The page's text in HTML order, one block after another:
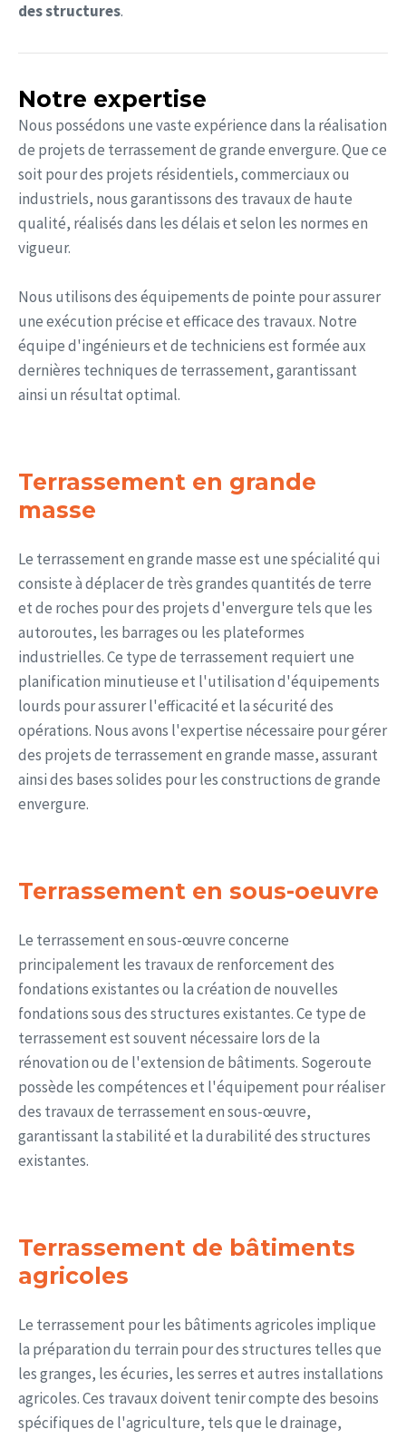
des structures.
Notre expertise
Nous possédons une vaste expérience dans la réalisation
de projets de terrassement de grande envergure. Que ce
soit pour des projets résidentiels, commerciaux ou
industriels, nous garantissons des travaux de haute
qualité, réalisés dans les délais et selon les normes en
vigueur.
Nous utilisons des équipements de pointe pour assurer
une exécution précise et efficace des travaux. Notre
équipe d'ingénieurs et de techniciens est formée aux
dernières techniques de terrassement, garantissant
ainsi un résultat optimal.
Terrassement en grande
masse
Le terrassement en grande masse est une spécialité qui
consiste à déplacer de très grandes quantités de terre
et de roches pour des projets d'envergure tels que les
autoroutes, les barrages ou les plateformes
industrielles. Ce type de terrassement requiert une
planification minutieuse et l'utilisation d'équipements
lourds pour assurer l'efficacité et la sécurité des
opérations. Nous avons l'expertise nécessaire pour gérer
des projets de terrassement en grande masse, assurant
ainsi des bases solides pour les constructions de grande
envergure.
Terrassement en sous-oeuvre
Le terrassement en sous-œuvre concerne
principalement les travaux de renforcement des
fondations existantes ou la création de nouvelles
fondations sous des structures existantes. Ce type de
terrassement est souvent nécessaire lors de la
rénovation ou de l'extension de bâtiments. Sogeroute
possède les compétences et l'équipement pour réaliser
des travaux de terrassement en sous-œuvre,
garantissant la stabilité et la durabilité des structures
existantes.
Terrassement de bâtiments
agricoles
Le terrassement pour les bâtiments agricoles implique
la préparation du terrain pour des structures telles que
les granges, les écuries, les serres et autres installations
agricoles. Ces travaux doivent tenir compte des besoins
spécifiques de l'agriculture, tels que le drainage,